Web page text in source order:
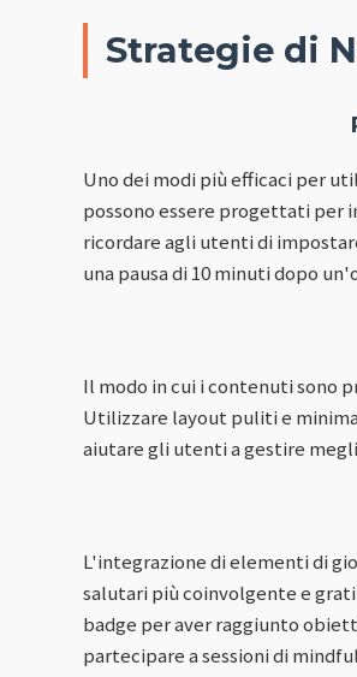
Strategie di
Uno dei modi più efficaci per
possono essere progettati per
ricordare agli utenti di
una pausa di 10 minuti dopo
Il modo in cui i contenuti sono
Utilizzare layout puliti e
aiutare gli utenti a gestire
L'integrazione di elementi di
salutari più coinvolgente e
badge per aver raggiunto
partecipare a sessioni di